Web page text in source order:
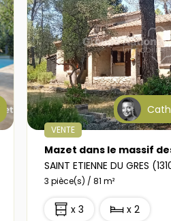
VENTE
SAINT ETIENNE DU GRES
3 pièce(s) / 81 m²
x 3 x 2